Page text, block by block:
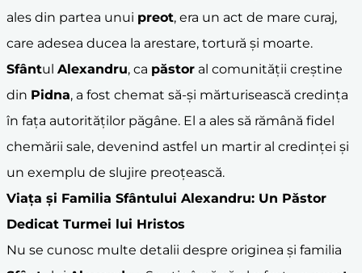
ales din partea unui preot, era un act de mare curaj,
care adesea ducea la arestare, tortură și moarte.
Sfântul Alexandru, ca păstor al comunității creștine
din Pidna, a fost chemat să-și mărturisească credința
în fața autorităților păgâne. El a ales să rămână fidel
chemării sale, devenind astfel un martir al credinței și
un exemplu de slujire preoțească.
Viața și Familia Sfântului Alexandru: Un Păstor
Dedicat Turmei lui Hristos
Nu se cunosc multe detalii despre originea și familia